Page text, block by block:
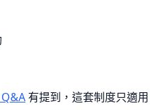
Q&A 有提到，這套制度只適用